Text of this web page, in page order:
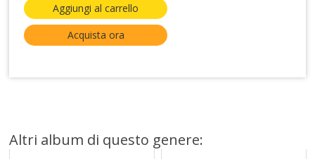
Aggiungi al carrello
Acquista ora
Altri album di questo genere: